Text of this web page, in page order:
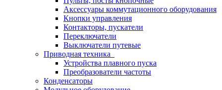
Аксессуары коммутационного оборудования
Кнопки управления
Контакторы, пускатели
Переключатели
Выключатели путевые
Приводная техника
Устройства плавного пуска
Преобразователи частоты
Конденсаторы